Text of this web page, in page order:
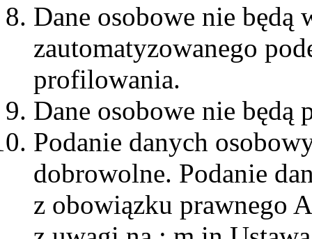
Dane osobowe nie będą
zautomatyzowanego
profilowania.
Dane osobowe nie będą
Podanie danych
dobrowolne. Podanie
z obowiązku prawnego